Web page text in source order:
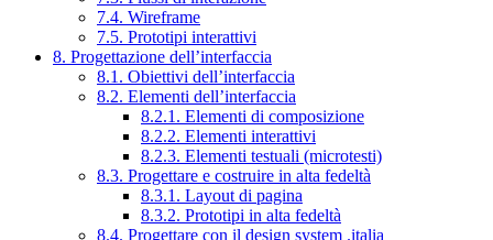
7.4. Wireframe
7.5. Prototipi interattivi
8. Progettazione dell’interfaccia
8.1. Obiettivi dell’interfaccia
8.2. Elementi dell’interfaccia
8.2.1. Elementi di composizione
8.2.2. Elementi interattivi
8.2.3. Elementi testuali (microtesti)
8.3. Progettare e costruire in alta fedeltà
8.3.1. Layout di pagina
8.3.2. Prototipi in alta fedeltà
8.4. Progettare con il design system .italia